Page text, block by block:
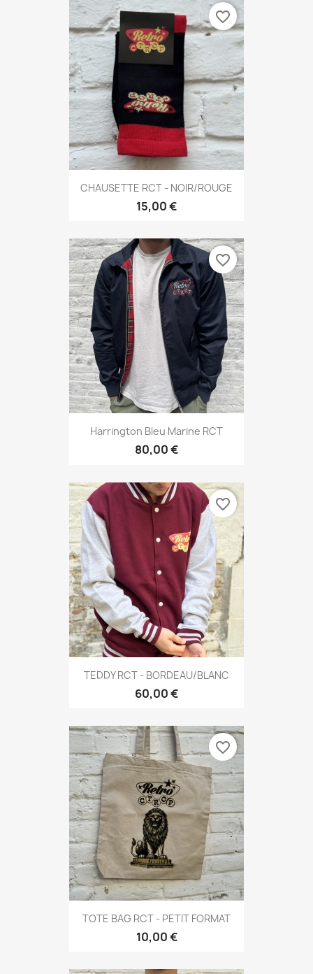
CHAUSETTE RCT - NOIR/ROUGE
15,00 €
favorite_border
Harrington Bleu Marine RCT
80,00 €
favorite_border
TEDDY RCT - BORDEAU/BLANC
60,00 €
favorite_border
TOTE BAG RCT - PETIT FORMAT
10,00 €
favorite_border